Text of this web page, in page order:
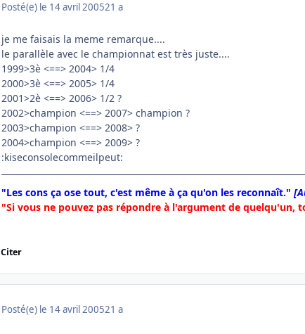
Posté(e) le 14 avril 200521 a
je me faisais la meme remarque....
le parallèle avec le championnat est très juste....
1999>3è <==> 2004> 1/4
2000>3è <==> 2005> 1/4
2001>2è <==> 2006> 1/2 ?
2002>champion <==> 2007> champion ?
2003>champion <==> 2008> ?
2004>champion <==> 2009> ?
:kiseconsolecommeilpeut:
"Les cons ça ose tout, c'est même à ça qu'on les reconnaît."
"Si vous ne pouvez pas répondre à l'argument de quelqu'un,
Citer
Posté(e) le 14 avril 200521 a